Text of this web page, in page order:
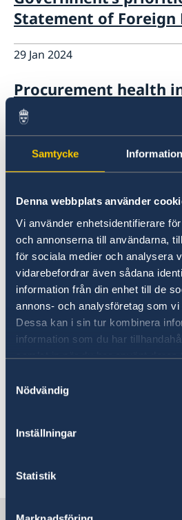
Samtycke Information
Denna webbplats använder
Vi använder enhetsidentifierare
och annonserna till användarna,
för sociala medier och analysera
vidarebefordrar även sådana
information från din enhet till de
annons- och analysföretag som
Dessa kan i sin tur kombinera
information som du har
samlat in när du har använt deras
Nödvändig
Inställningar
Statistik
New funding round opens in
support solutions for
Statement of Foreign
29 Jan 2024
Procurement health
services
15 Dec 2023
administrator/
development
21 Jun 2023
Procurement of
framework
Call for Concept
livelihood
« 1 2